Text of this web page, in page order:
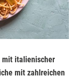
mit italienischer
mit zahlreichen